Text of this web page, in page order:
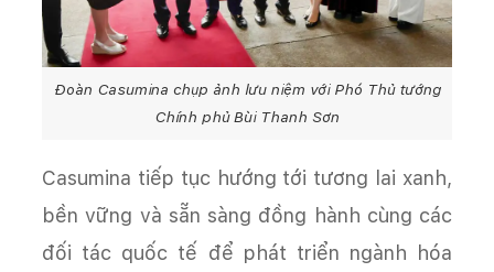
Đoàn Casumina chụp ảnh lưu niệm với Phó Thủ tướng
Chính phủ Bùi Thanh Sơn
Casumina tiếp tục hướng tới tương lai xanh,
bền vững và sẵn sàng đồng hành cùng các
đối tác quốc tế để phát triển ngành hóa